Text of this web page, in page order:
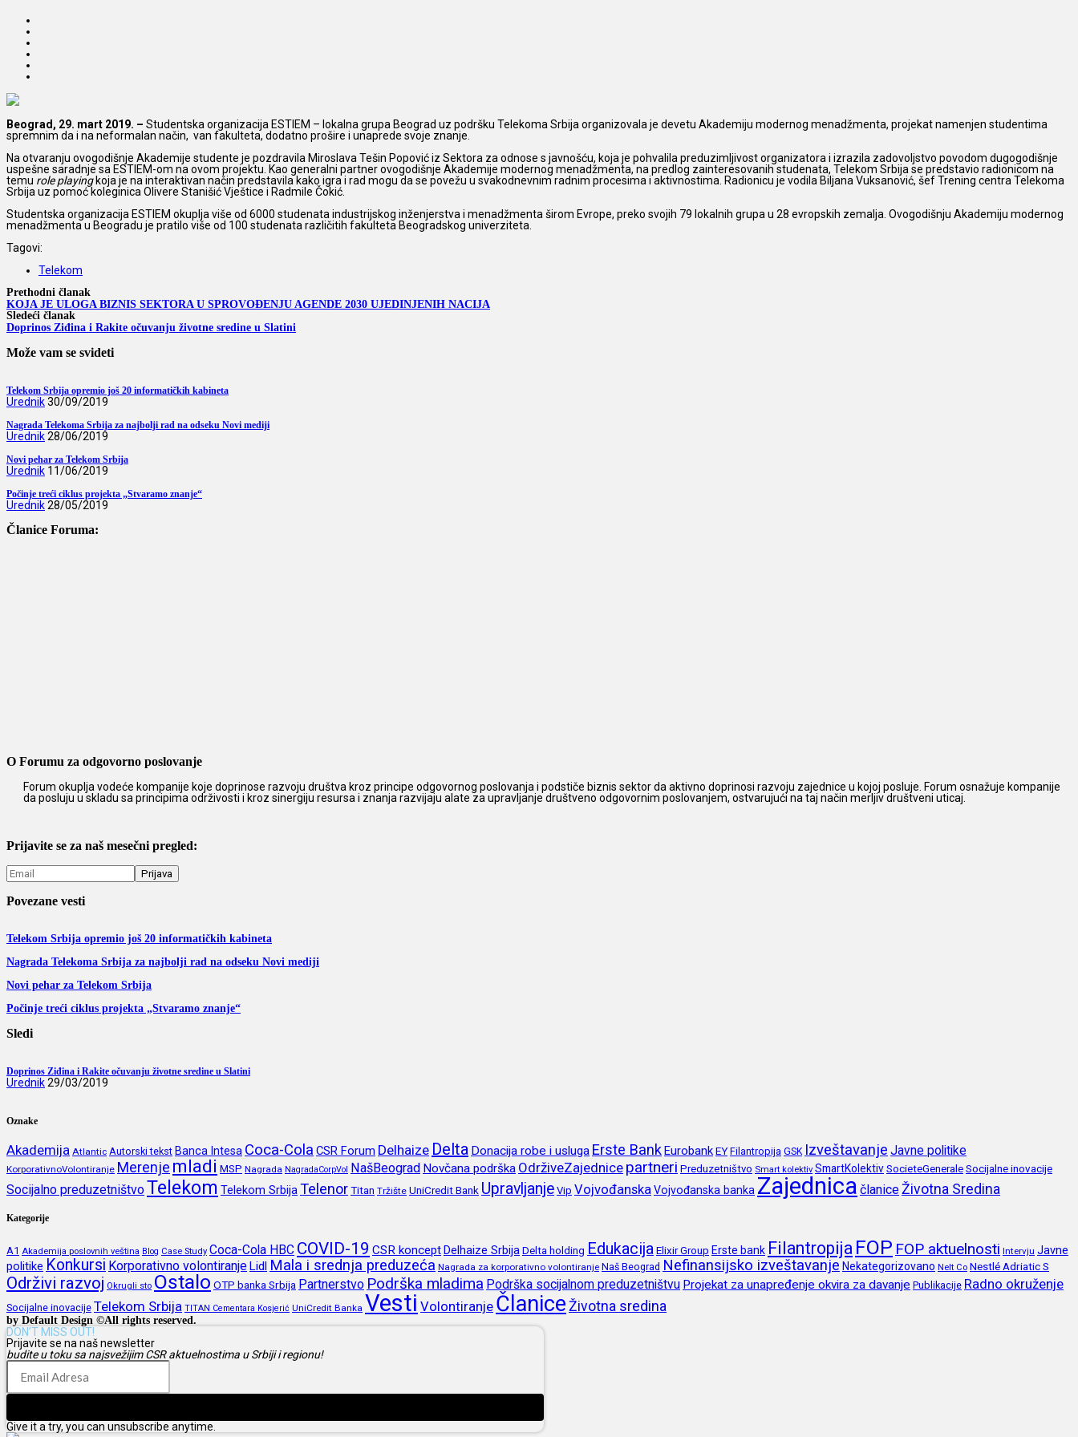
Beograd, 29. mart 2019. – Studentska organizacija ESTIEM – lokalna grupa Beograd uz podršku Telekoma Srbija organizovala je devetu Akademiju modernog menadžmenta, projekat namenjen studentima
spremnim da i na neformalan način, van fakulteta, dodatno prošire i unaprede svoje znanje.
Na otvaranju ovogodišnje Akademije studente je pozdravila Miroslava Tešin Popović iz Sektora za odnose s javnošću, koja je pohvalila preduzimljivost organizatora i izrazila zadovoljstvo povodom dugogodišnje
uspešne saradnje sa ESTIEM-om na ovom projektu. Kao generalni partner ovogodišnje Akademije modernog menadžmenta, na predlog zainteresovanih studenata, Telekom Srbija se predstavio radionicom na
temu role playingkoja je na interaktivan način predstavila kako igra i rad mogu da se povežu u svakodnevnim radnim procesima i aktivnostima. Radionicu je vodila Biljana Vuksanović, šef Trening centra Telekoma
Srbija uz pomoć koleginica Olivere Stanišić Vještice i Radmile Čokić.
Studentska organizacija ESTIEM okuplja više od 6000 studenata industrijskog inženjerstva i menadžmenta širom Evrope, preko svojih 79 lokalnih grupa u 28 evropskih zemalja. Ovogodišnju Akademiju modernog
menadžmenta u Beogradu je pratilo više od 100 studenata različitih fakulteta Beogradskog univerziteta.
Tagovi:
Telekom
Prethodni članak
KOJA JE ULOGA BIZNIS SEKTORA U SPROVOĐENJU AGENDE 2030 UJEDINJENIH NACIJA
Sledeći članak
Doprinos Ziđina i Rakite očuvanju životne sredine u Slatini
Može vam se svideti
Telekom Srbija opremio još 20 informatičkih kabineta
Urednik30/09/2019
Nagrada Telekoma Srbija za najbolji rad na odseku Novi mediji
Urednik28/06/2019
Novi pehar za Telekom Srbija
Urednik 11/06/2019
Počinje treći ciklus projekta „Stvaramo znanje“
Urednik28/05/2019
Članice Foruma:
O Forumu za odgovorno poslovanje
Forum okuplja vodeće kompanije koje doprinose razvoju društva kroz principe odgovornog poslovanja i podstiče biznis sektor da aktivno doprinosi razvoju zajednice u kojoj posluje. Forum osnažuje kompanije
da posluju u skladu sa principima održivosti i kroz sinergiju resursa i znanja razvijaju alate za upravljanje društveno odgovornim poslovanjem, ostvarujući na taj način merljiv društveni uticaj.
Prijavite se za naš mesečni pregled:
Povezane vesti
Telekom Srbija opremio još 20 informatičkih kabineta
Nagrada Telekoma Srbija za najbolji rad na odseku Novi mediji
Novi pehar za Telekom Srbija
Počinje treći ciklus projekta „Stvaramo znanje“
Sledi
Doprinos Ziđina i Rakite očuvanju životne sredine u Slatini
Urednik29/03/2019
Oznake
Akademija Atlantic Autorski tekst Banca Intesa Coca-Cola CSR Forum Delhaize Delta Donacija robe i usluga Erste Bank EurobankEY Filantropija GSK Izveštavanje Javne politike
KorporativnoVolontiranje Merenje mladi MSP Nagrada NagradaCorpVol NašBeograd Novčana podrška OdrživeZajednice partneri Preduzetništvo Smart kolektiv SmartKolektivSocieteGeneraleSocijalne inovacije
Socijalno preduzetništvoTelekom Telekom SrbijaTelenorTitan Tržište UniCredit Bank Upravljanje Vip VojvođanskaVojvođanska banka Zajednica članiceŽivotna Sredina
Kategorije
A1 Akademija poslovnih veština Blog Case Study Coca-Cola HBC COVID-19 CSR konceptDelhaize Srbija Delta holding Edukacija Elixir Group Erste bank Filantropija FOP FOP aktuelnosti Intervju Javne
politike Konkursi Korporativno volontiranjeLidl Mala i srednja preduzeća Nagrada za korporativno volontiranje Naš Beograd Nefinansijsko izveštavanje Nekategorizovano Nelt Co Nestlé Adriatic S
Održivi razvoj Okrugli sto Ostalo OTP banka Srbija Partnerstvo Podrška mladima Podrška socijalnom preduzetništvu Projekat za unapređenje okvira za davanje Publikacije Radno okruženje
Socijalne inovacije Telekom Srbija TITAN Cementara Kosjerić UniCredit Banka Vesti Volontiranje Članice Životna sredina
by Default Design ©All rights reserved.
DON’T MISS OUT!
Prijavite se na naš newsletter
budite u toku sa najsvežijim CSR aktuelnostima u Srbiji i regionu!
Give it a try, you can unsubscribe anytime.